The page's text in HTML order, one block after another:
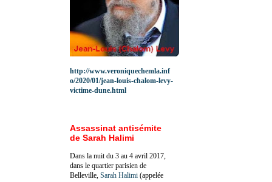
http://www.veroniquechemla.inf
o/2020/01/jean-louis-chalom-levy-
victime-dune.html
Assassinat antisémite
de Sarah Halimi
Dans la nuit du 3 au 4 avril 2017,
dans le quartier parisien de
Belleville, Sarah Halimi (appelée